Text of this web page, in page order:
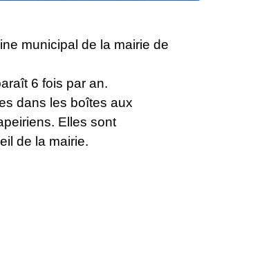
municipal de la mairie de
6 fois par an.
dans les boîtes aux
Elles sont
de la mairie.